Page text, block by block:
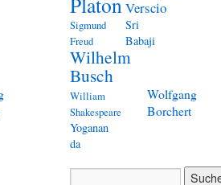
Verscio
Sigmund
Freud
Sri
Babaji
Wilhelm
Busch
William
Shakespeare
Wolfgang
Borchert
Yoganan
da